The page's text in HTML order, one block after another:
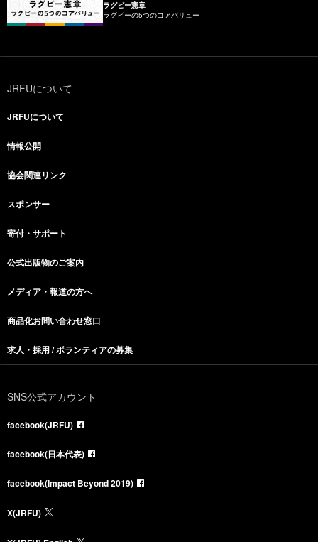
ラグビー憲章
ラグビーの5つのコアバリュー
JRFUについて
JRFUについて
情報公開
協会関連リンク
スポンサー
寄付・サポート
公式出版物のご案内
メディア・報道の方へ
商品化お問い合わせ窓口
求人・採用 / ボランティアの募集
SNS公式アカウント
facebook(JRFU)
facebook(日本代表)
facebook(Impact Beyond 2019)
X(JRFU)